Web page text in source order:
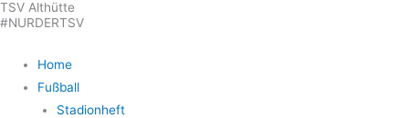
Zum
TSV Althütte
#NURDERTSV
Home
Fußball
Stadionheft